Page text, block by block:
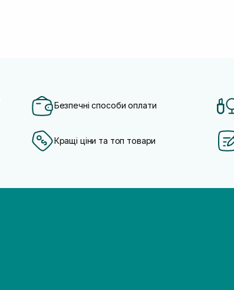
Безпечні способи оплати
Кращі ціни та топ товари